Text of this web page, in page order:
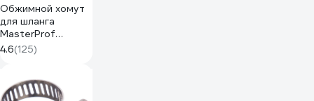
Обжимной хомут
для шланга
MasterProf
оцинкованный,
3/4", 10 шт.
4.6(125)